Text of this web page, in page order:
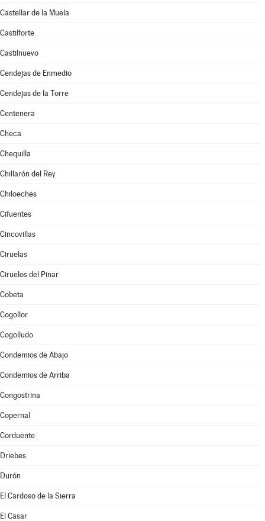
Castellar de la Muela
Castilforte
Castilnuevo
Cendejas de Enmedio
Cendejas de la Torre
Centenera
Checa
Chequilla
Chillarón del Rey
Chiloeches
Cifuentes
Cincovillas
Ciruelas
Ciruelos del Pinar
Cobeta
Cogollor
Cogolludo
Condemios de Abajo
Condemios de Arriba
Congostrina
Copernal
Corduente
Driebes
Durón
El Cardoso de la Sierra
El Casar